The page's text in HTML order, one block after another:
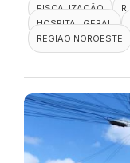
FISCALIZAÇÃO
HOSPITAL GERAL
REGIÃO NOROESTE